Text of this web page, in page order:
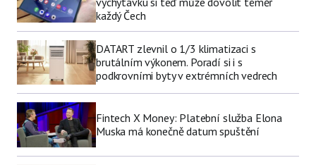
každý Čech
DATART zlevnil o 1/3 klimatizaci s
brutálním výkonem. Poradí si i s
podkrovními byty v extrémních vedrech
Fintech X Money: Platební služba Elona
Muska má konečně datum spuštění